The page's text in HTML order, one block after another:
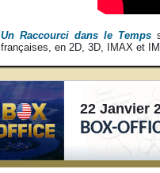
Un Raccourci dans le Temps
françaises, en 2D, 3D, IMAX et
22 Janvier
BOX-